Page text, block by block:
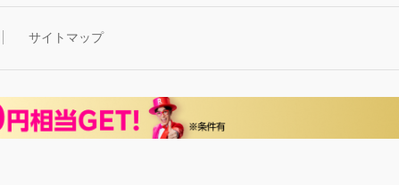
サイトマップ